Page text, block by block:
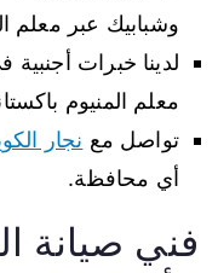
وشبابيك عبر معلم
لدينا خبرات
معلم المنيوم
تواصل مع نجار
أي محافظة.
فني صيانة